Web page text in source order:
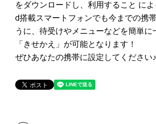
をダウンロードし、利用すること に
d搭載スマートフォンでも今までの携
うに、待受けやメニューなどを簡単に
「きせかえ」が可能となります！
ぜひあなたの携帯に設定してください♪